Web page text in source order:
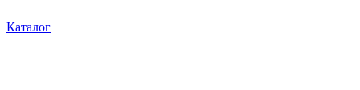
Каталог